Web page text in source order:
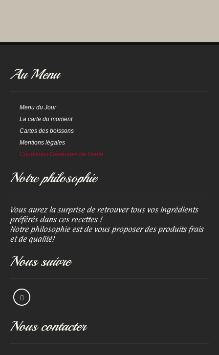
Au Menu
Menu du Jour
La carte du moment
Cartes des boissons
Mentions légales
Conditions Générales de Vente
Notre philosophie
Vous aurez la surprise de retrouver tous vos ingrédients
préférés dans ces recettes !
Notre philosophie est de vous proposer des produits frais
et de qualité!
Nous suivre
Nous contacter